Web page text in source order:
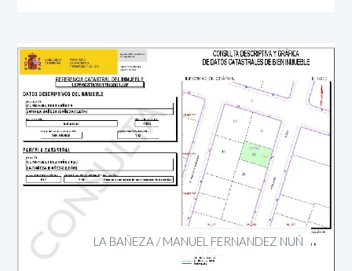
LA BAÑEZA /MANUEL FERNANDEZ NUÑ